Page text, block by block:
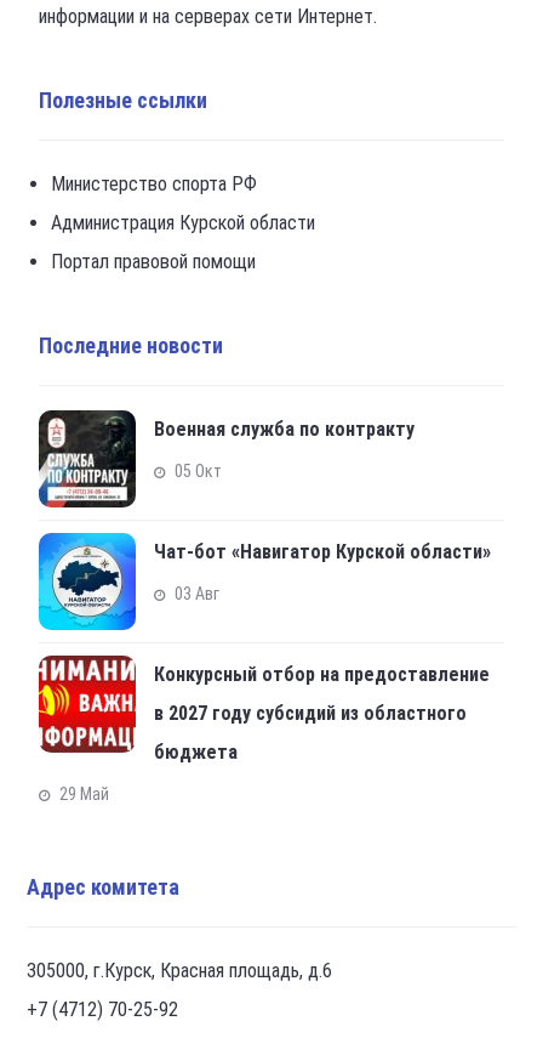
информации и на серверах сети Интернет.
Полезные ссылки
Министерство спорта РФ
Администрация Курской области
Портал правовой помощи
Последние новости
Военная служба по контракту
05 Окт
Чат-бот «Навигатор Курской области»
03 Авг
Конкурсный отбор на предоставление
в 2027 году субсидий из областного
бюджета
29 Май
Адрес комитета
305000, г.Курск, Красная площадь, д.6
+7 (4712) 70-25-92